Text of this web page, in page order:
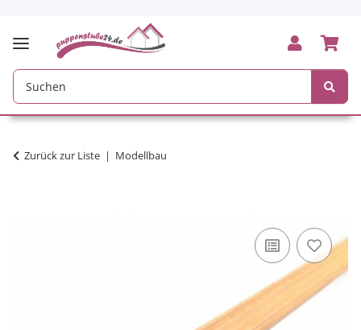
Zurück zur Liste Modellbau